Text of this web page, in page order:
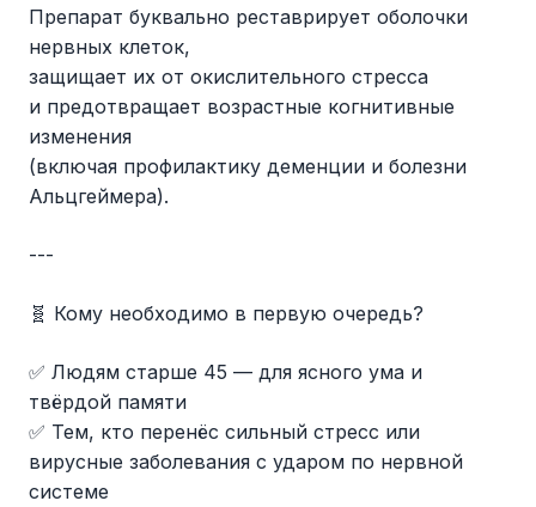
Препарат буквально реставрирует оболочки
нервных клеток,
защищает их от окислительного стресса
и предотвращает возрастные когнитивные
изменения
(включая профилактику деменции и болезни
Альцгеймера).
---
🧬 Кому необходимо в первую очередь?
✅ Людям старше 45 — для ясного ума и
твёрдой памяти
✅ Тем, кто перенёс сильный стресс или
вирусные заболевания с ударом по нервной
системе